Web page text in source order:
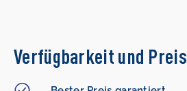
Verfügbarkeit und Preis